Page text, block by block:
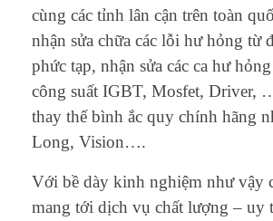
cùng các tỉnh lân cận trên toàn
nhận sửa chữa các lỗi hư hỏng từ
phức tạp, nhận sửa các ca hư
công suất IGBT, Mosfet, Driver,
thay thế bình ắc quy chính hãng
Long, Vision….
Với bề dày kinh nghiệm như vậy
mang tới dịch vụ chất lượng – uy